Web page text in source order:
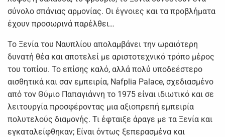
σύνολο σπάνιας αρμονίας. Οι έγνοιες και τα προβλήματα
έχουν προσωρινά παρέλθει…
Το Ξενία του Ναυπλίου απολαμβάνει την ωραιότερη
δυνατή θέα και αποτελεί με αριστοτεχνικό τρόπο μέρος
του τοπίου. Το επίσης καλό, αλλά πολύ υποδεέστερο
αισθητικά και σαν εμπειρία, Nafplia Palace, σχεδιασμένο
από τον Θύμιο Παπαγιάννη το 1975 είναι ιδιωτικό και σε
λειτουργία προσφέροντας μια αξιοπρεπή εμπειρία
πολυτελούς διαμονής. Τι έφταιξε άραγε με τα Ξενία και
εγκαταλείφθηκαν; Είναι όντως ξεπερασμένα και